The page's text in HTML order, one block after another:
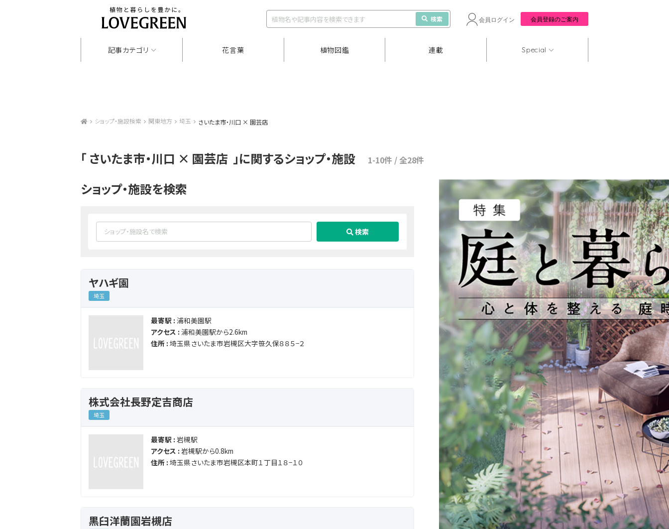
検索 会員ログイン 会員登録のご案内
記事カテゴリ 花言葉 植物図鑑 連載 Special
ショップ・施設検索 関東地方 埼玉 さいたま市・川口 × 園芸店
「 さいたま市・川口 × 園芸店 」に関するショップ・施設 1-10件 / 全28件
ショップ・施設を検索
検索
ヤハギ園
埼玉
最寄駅 : 浦和美園駅
アクセス : 浦和美園駅から2.6km
住所 : 埼玉県さいたま市岩槻区大字笹久保８８５−２
株式会社長野定吉商店
埼玉
最寄駅 : 岩槻駅
アクセス : 岩槻駅から0.8km
住所 : 埼玉県さいたま市岩槻区本町１丁目１８−１０
黒臼洋蘭園岩槻店